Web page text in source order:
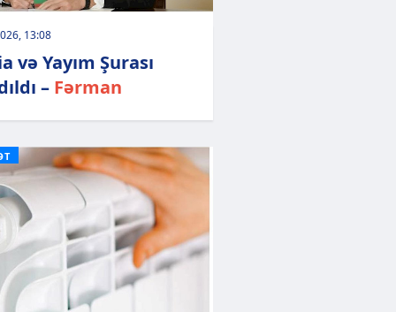
13:08
və Yayım Şurası
–Fərman